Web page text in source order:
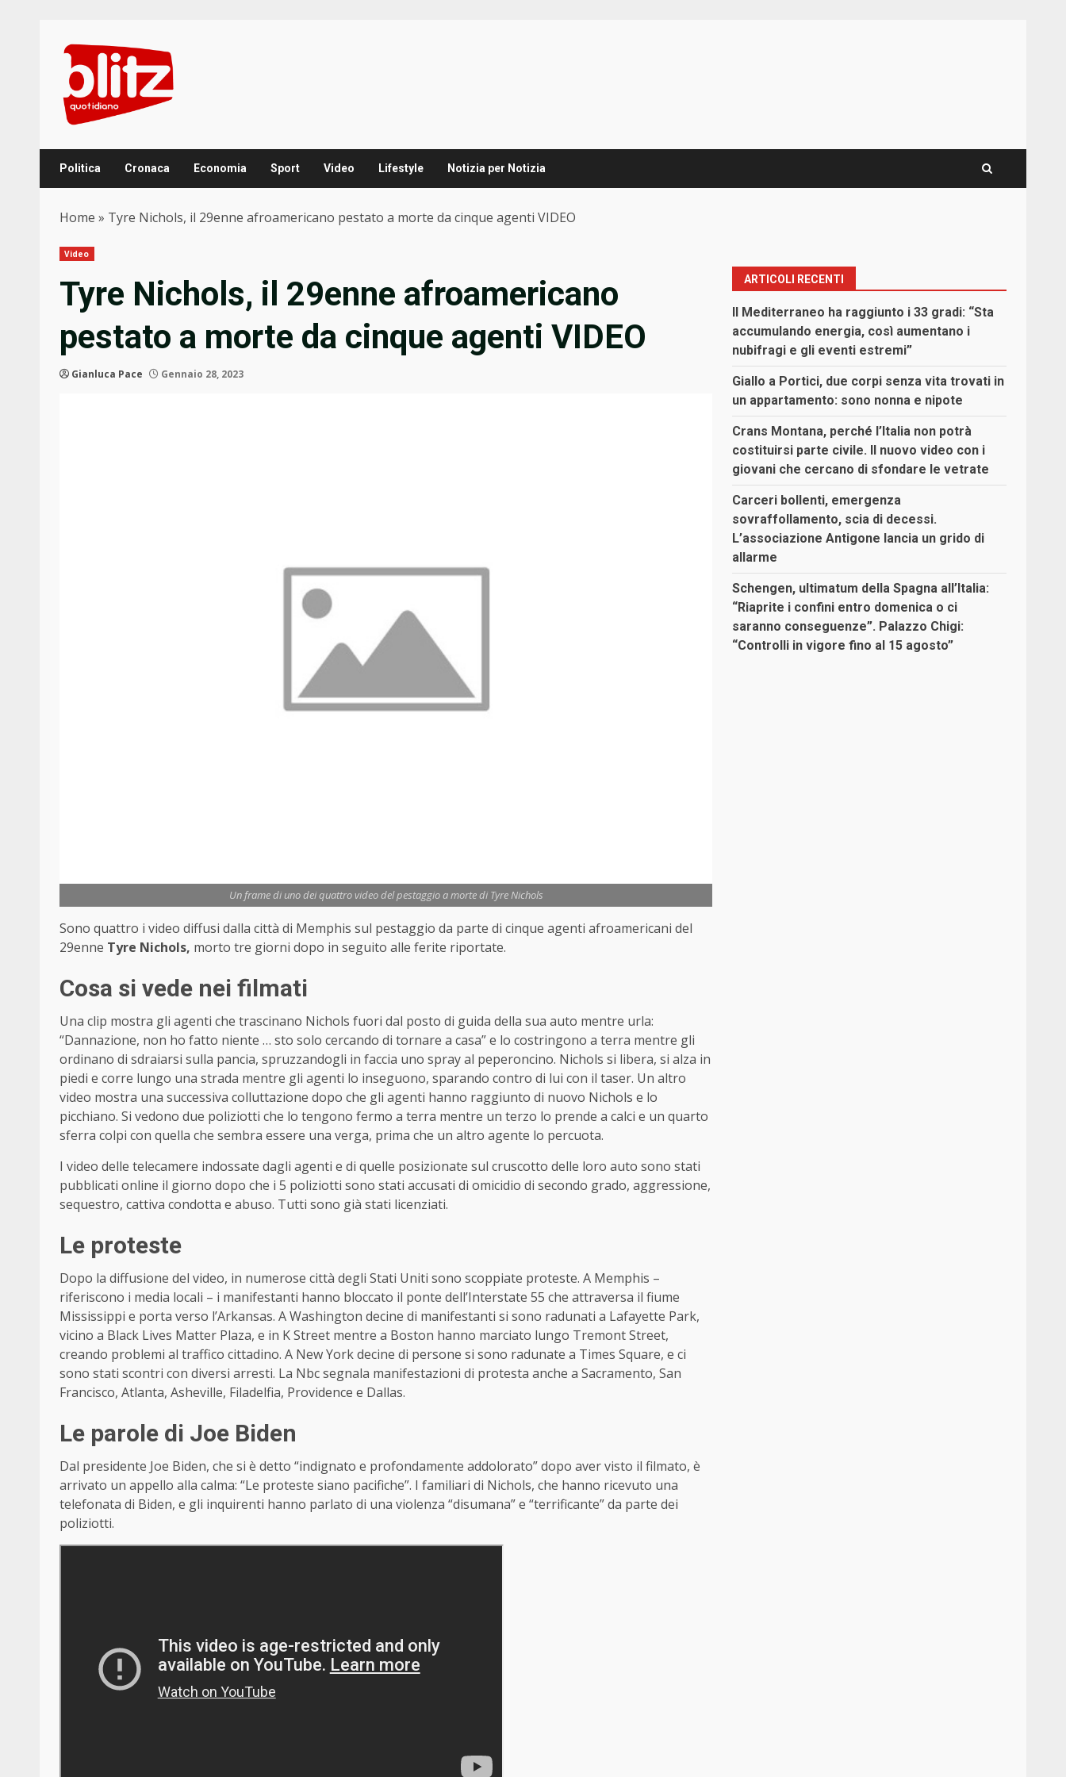
content
Politica Cronaca Economia Sport Video Lifestyle Notizia per Notizia
Home » Tyre Nichols, il 29enne afroamericano pestato a morte da cinque agenti VIDEO
Video
Tyre Nichols, il 29enne afroamericano
pestato a morte da cinque agenti VIDEO
Gianluca Pace Gennaio 28, 2023
Un frame di uno dei quattro video del pestaggio a morte di Tyre Nichols
Sono quattro i video diffusi dalla città di Memphis sul pestaggio da parte di cinque agenti afroamericani del
29enne Tyre Nichols, morto tre giorni dopo in seguito alle ferite riportate.
Cosa si vede nei filmati
Una clip mostra gli agenti che trascinano Nichols fuori dal posto di guida della sua auto mentre urla:
“Dannazione, non ho fatto niente … sto solo cercando di tornare a casa” e lo costringono a terra mentre gli
ordinano di sdraiarsi sulla pancia, spruzzandogli in faccia uno spray al peperoncino. Nichols si libera, si alza in
piedi e corre lungo una strada mentre gli agenti lo inseguono, sparando contro di lui con il taser. Un altro
video mostra una successiva colluttazione dopo che gli agenti hanno raggiunto di nuovo Nichols e lo
picchiano. Si vedono due poliziotti che lo tengono fermo a terra mentre un terzo lo prende a calci e un quarto
sferra colpi con quella che sembra essere una verga, prima che un altro agente lo percuota.
I video delle telecamere indossate dagli agenti e di quelle posizionate sul cruscotto delle loro auto sono stati
pubblicati online il giorno dopo che i 5 poliziotti sono stati accusati di omicidio di secondo grado, aggressione,
sequestro, cattiva condotta e abuso. Tutti sono già stati licenziati.
Le proteste
Dopo la diffusione del video, in numerose città degli Stati Uniti sono scoppiate proteste. A Memphis –
riferiscono i media locali – i manifestanti hanno bloccato il ponte dell’Interstate 55 che attraversa il fiume
Mississippi e porta verso l’Arkansas. A Washington decine di manifestanti si sono radunati a Lafayette Park,
vicino a Black Lives Matter Plaza, e in K Street mentre a Boston hanno marciato lungo Tremont Street,
creando problemi al traffico cittadino. A New York decine di persone si sono radunate a Times Square, e ci
sono stati scontri con diversi arresti. La Nbc segnala manifestazioni di protesta anche a Sacramento, San
Francisco, Atlanta, Asheville, Filadelfia, Providence e Dallas.
Le parole di Joe Biden
Dal presidente Joe Biden, che si è detto “indignato e profondamente addolorato” dopo aver visto il filmato, è
arrivato un appello alla calma: “Le proteste siano pacifiche”. I familiari di Nichols, che hanno ricevuto una
telefonata di Biden, e gli inquirenti hanno parlato di una violenza “disumana” e “terrificante” da parte dei
poliziotti.
ARTICOLI RECENTI
Il Mediterraneo ha raggiunto i 33 gradi: “Sta
accumulando energia, così aumentano i
nubifragi e gli eventi estremi”
Giallo a Portici, due corpi senza vita trovati in
un appartamento: sono nonna e nipote
Crans Montana, perché l’Italia non potrà
costituirsi parte civile. Il nuovo video con i
giovani che cercano di sfondare le vetrate
Carceri bollenti, emergenza
sovraffollamento, scia di decessi.
L’associazione Antigone lancia un grido di
allarme
Schengen, ultimatum della Spagna all’Italia:
“Riaprite i confini entro domenica o ci
saranno conseguenze”. Palazzo Chigi:
“Controlli in vigore fino al 15 agosto”